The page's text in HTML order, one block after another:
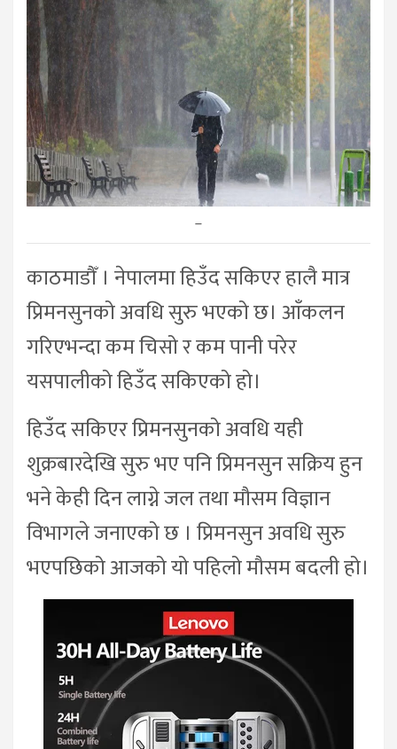
–
काठमाडौँ । नेपालमा हिउँद सकिएर हालै मात्र
प्रिमनसुनको अवधि सुरु भएको छ। आँकलन
गरिएभन्दा कम चिसो र कम पानी परेर
यसपालीको हिउँद सकिएको हो।
हिउँद सकिएर प्रिमनसुनको अवधि यही
शुक्रबारदेखि सुरु भए पनि प्रिमनसुन सक्रिय हुन
भने केही दिन लाग्ने जल तथा मौसम विज्ञान
विभागले जनाएको छ । प्रिमनसुन अवधि सुरु
भएपछिको आजको यो पहिलो मौसम बदली हो।